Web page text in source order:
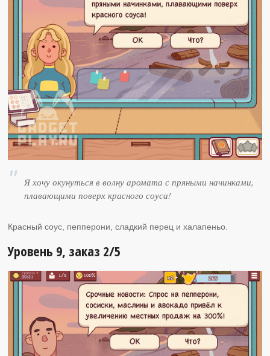
Я хочу окунуться в волну аромата с пряными начинками,
плавающими поверх красного соуса!
Красный соус, пепперони, сладкий перец и халапеньо.
Уровень 9, заказ 2/5